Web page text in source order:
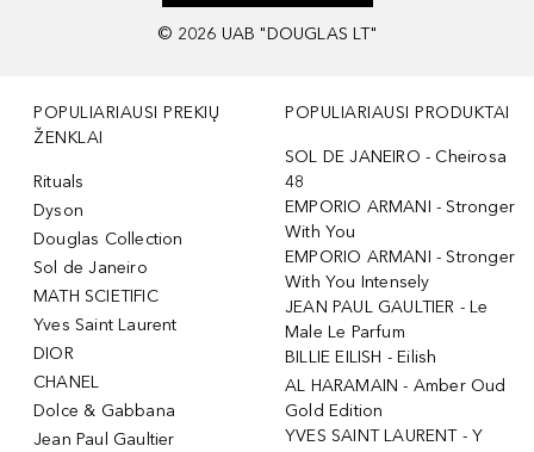
© 2026 UAB "DOUGLAS LT"
POPULIARIAUSI PREKIŲ
ŽENKLAI
Rituals
Dyson
Douglas Collection
Sol de Janeiro
MATH SCIETIFIC
Yves Saint Laurent
DIOR
CHANEL
Dolce & Gabbana
Jean Paul Gaultier
POPULIARIAUSI PRODUKTAI
SOL DE JANEIRO - Cheirosa
48
EMPORIO ARMANI - Stronger
With You
EMPORIO ARMANI - Stronger
With You Intensely
JEAN PAUL GAULTIER - Le
Male Le Parfum
BILLIE EILISH - Eilish
AL HARAMAIN - Amber Oud
Gold Edition
YVES SAINT LAURENT - Y